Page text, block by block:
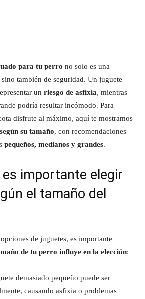
para tu perro no solo es una
también de seguridad. Un juguete
un riesgo de asfixia, mientras
podría resultar incómodo. Para
disfrute al máximo, aquí te mostramos
su tamaño, con recomendaciones
pequeños, medianos y grandes.
es importante elegir
el tamaño del
de juguetes, es importante
de tu perro influye en la elección:
demasiado pequeño puede ser
causando asfixia o problemas